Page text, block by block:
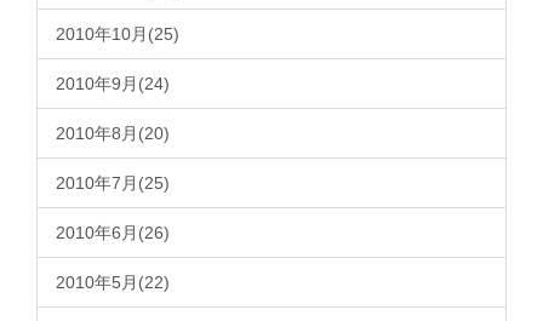
2010年10月(25)
2010年9月(24)
2010年8月(20)
2010年7月(25)
2010年6月(26)
2010年5月(22)